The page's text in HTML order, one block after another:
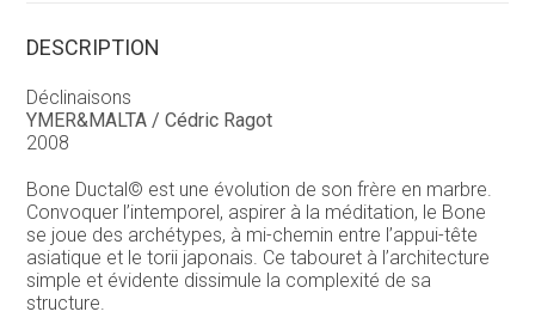
DESCRIPTION
Déclinaisons
YMER&MALTA / Cédric Ragot
2008
Bone Ductal© est une évolution de son frère en marbre.
Convoquer l’intemporel, aspirer à la méditation, le Bone
se joue des archétypes, à mi-chemin entre l’appui-tête
asiatique et le torii japonais. Ce tabouret à l’architecture
simple et évidente dissimule la complexité de sa
structure.